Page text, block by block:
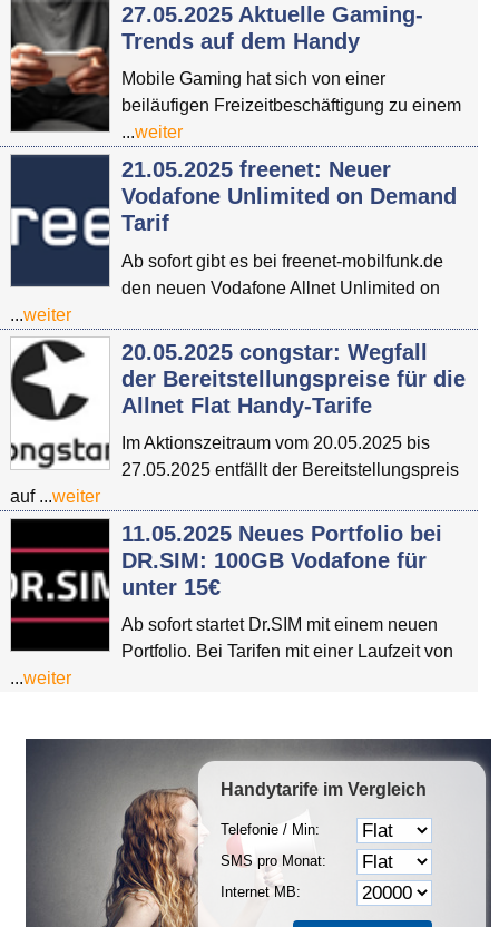
27.05.2025 Aktuelle Gaming-
Trends auf dem Handy
Mobile Gaming hat sich von einer
beiläufigen Freizeitbeschäftigung zu einem
...weiter
21.05.2025 freenet: Neuer
Vodafone Unlimited on Demand
Tarif
Ab sofort gibt es bei freenet-mobilfunk.de
den neuen Vodafone Allnet Unlimited on
...weiter
20.05.2025 congstar: Wegfall
der Bereitstellungspreise für die
Allnet Flat Handy-Tarife
Im Aktionszeitraum vom 20.05.2025 bis
27.05.2025 entfällt der Bereitstellungspreis
auf ...weiter
11.05.2025 Neues Portfolio bei
DR.SIM: 100GB Vodafone für
unter 15€
Ab sofort startet Dr.SIM mit einem neuen
Portfolio. Bei Tarifen mit einer Laufzeit von
...weiter
Handytarife im Vergleich
Telefonie / Min:
SMS pro Monat:
Internet MB: